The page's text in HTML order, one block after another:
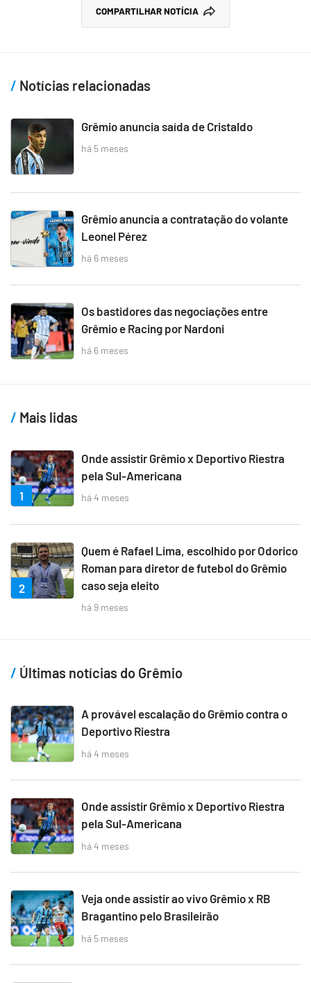
COMPARTILHAR NOTÍCIA
Notícias relacionadas
Grêmio anuncia saída de Cristaldo
há 5 meses
Grêmio anuncia a contratação do volante
Leonel Pérez
há 6 meses
Os bastidores das negociações entre
Grêmio e Racing por Nardoni
há 6 meses
Mais lidas
1
Onde assistir Grêmio x Deportivo Riestra
pela Sul-Americana
há 4 meses
2
Quem é Rafael Lima, escolhido por Odorico
Roman para diretor de futebol do Grêmio
caso seja eleito
há 9 meses
Últimas notícias do Grêmio
A provável escalação do Grêmio contra o
Deportivo Riestra
há 4 meses
Onde assistir Grêmio x Deportivo Riestra
pela Sul-Americana
há 4 meses
Veja onde assistir ao vivo Grêmio x RB
Bragantino pelo Brasileirão
há 5 meses